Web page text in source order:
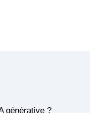
générative ?